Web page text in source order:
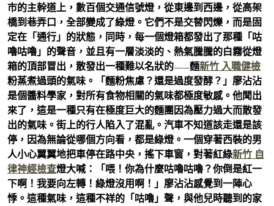
市的主幹道上，數百個交通信號燈，從東邊到西邊，從高架
橋到巷弄口，全部變成了綠燈。它們不是交替閃爍，而是固
定在「通行」的狀態，同時，每一個燈箱都發出了那種「咕
嚕咕嚕」的聲音，並且有一層淡淡的、熱氣騰騰的白霧從燈
箱的頂部冒出，散發出一種難以名狀的——麵新竹 入職健檢
粉蒸煮過頭的氣味。「麵粉焦慮？還是過度發酵？」廖沾沾
是個醬料學家，對所有食物相關的氣味都極度敏感。他聞出
來了，這是一種只有在極度巨大的麵團因為壓力過大而散發
出的氣味。街上的行人陷入了混亂。汽車不知道該走還是該
停，因為無論從哪個方向看，都是綠燈。一個穿著西裝的男
人小心翼翼地把車停在路中央，搖下車窗，對著紅綠新竹 自
律神經檢查燈大喊：「喂！你為什麼咕嚕咕嚕？你倒是紅一
下啊！我要向左轉！綠燈沒用啊！」廖沾沾感覺到一陣心
悸。這種氣味，這種不祥的「咕嚕」聲，與他兒時聽到的家